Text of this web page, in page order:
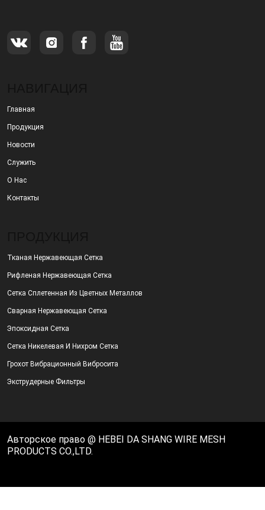
Главная
Продукция
Новости
Служить
О Нас
Контакты
Тканая Нержавеющая Сетка
Рифленая Нержавеющая Сетка
Сетка Сплетенная Из Цветных Металлов
Сварная Нержавеющая Сетка
Эпоксидная Сетка
Сетка Никелевая И Нихром Сетка
Грохот Вибрационный Вибросита
Экструдерные Фильтры
Авторское право @ HEBEI DA SHANG WIRE MESH
PRODUCTS CO.,LTD.